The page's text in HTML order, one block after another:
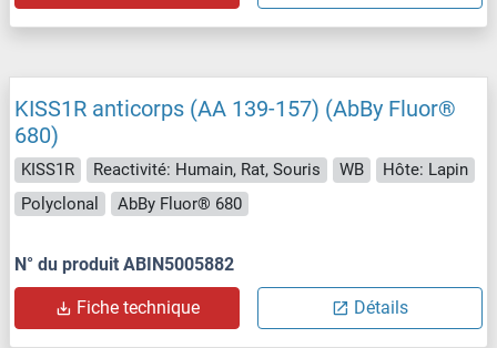
KISS1R anticorps (AA 139-157) (AbBy Fluor®
680)
KISS1R Reactivité: Humain, Rat, Souris WB
Hôte: Lapin
Polyclonal
AbBy Fluor® 680
N° du produit ABIN5005882
Fiche technique Détails